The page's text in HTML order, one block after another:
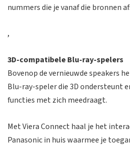
nummers die je vanaf die bronnen
,
3D-compatibele Blu-ray-spelers
Bovenop de vernieuwde speakers
Blu-ray-speler die 3D ondersteunt
functies met zich meedraagt.
Met Viera Connect haal je het
Panasonic in huis waarmee je